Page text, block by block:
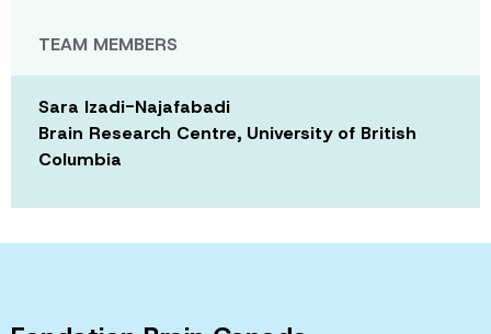
TEAM MEMBERS
Sara Izadi-Najafabadi
Brain Research Centre, University of British
Columbia